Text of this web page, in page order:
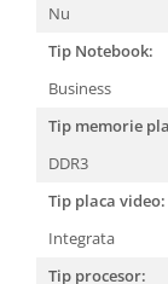
Nu
Tip Notebook:
Business
Tip memorie
DDR3
Tip placa video:
Integrata
Tip procesor: